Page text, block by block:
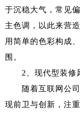
于沉稳大气，常见
主色调，以此来营
用简单的色彩构成
围。
2、现代型装修
随着互联网公司
现前卫与创新，注